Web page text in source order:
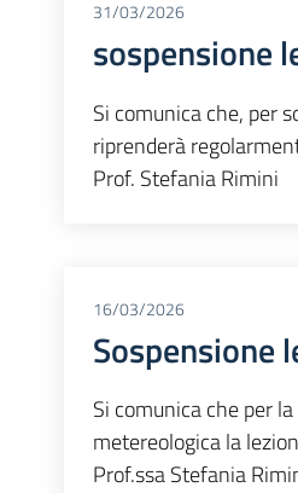
31/03/2026
sospensione
Si comunica che, per
riprenderà
Prof. Stefania Rimini
16/03/2026
Sospensione
Si comunica che per
metereologica la
Prof.ssa Stefania